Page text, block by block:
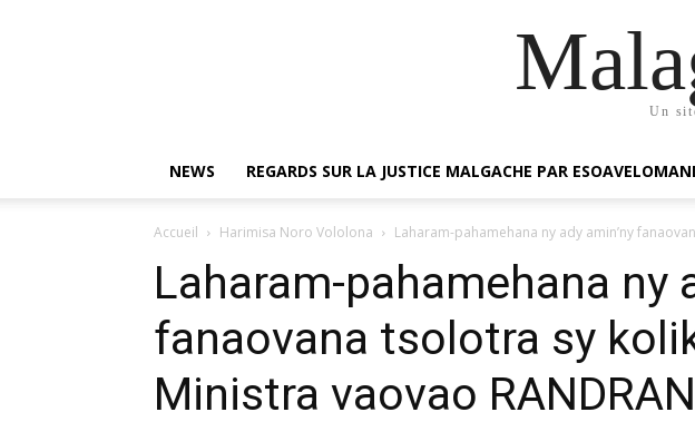
Un
NEWS REGARDS SUR LA JUSTICE MALGACHE PAR
Accueil Harimisa Noro Vololona Laharam-pahamehana ny ady amin’ny
Laharam-pahamehana ny
fanaovana tsolotra sy
Ministra vaovao